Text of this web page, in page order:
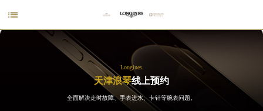

Longines
天津浪琴线上预约
全面解决走时故障、手表进水、卡针等腕表问题。